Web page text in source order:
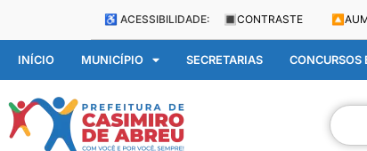
♿ ACESSIBILIDADE: 🔳 CONTRASTE 🔼
INÍCIO MUNICÍPIO SECRETARIAS CONCURSOS